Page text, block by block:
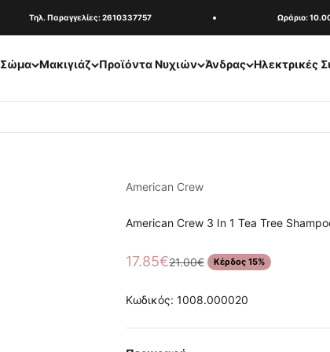
Τηλ. Παραγγελίες: 2610337757 Ωράριο: 10.00-
Σώμα Μακιγιάζ Προϊόντα Νυχιών Άνδρας Ηλεκτρικές
American Crew
American Crew 3 In 1 Tea Tree
Τιμή πώλησης
17.85€Κανονική τιμή
21.00€ Κέρδος 15%
Κωδικός: 1008.000020